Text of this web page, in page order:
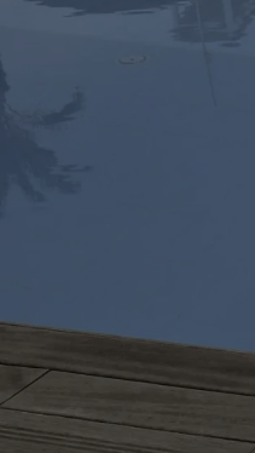
Panneau de gestion des cookies